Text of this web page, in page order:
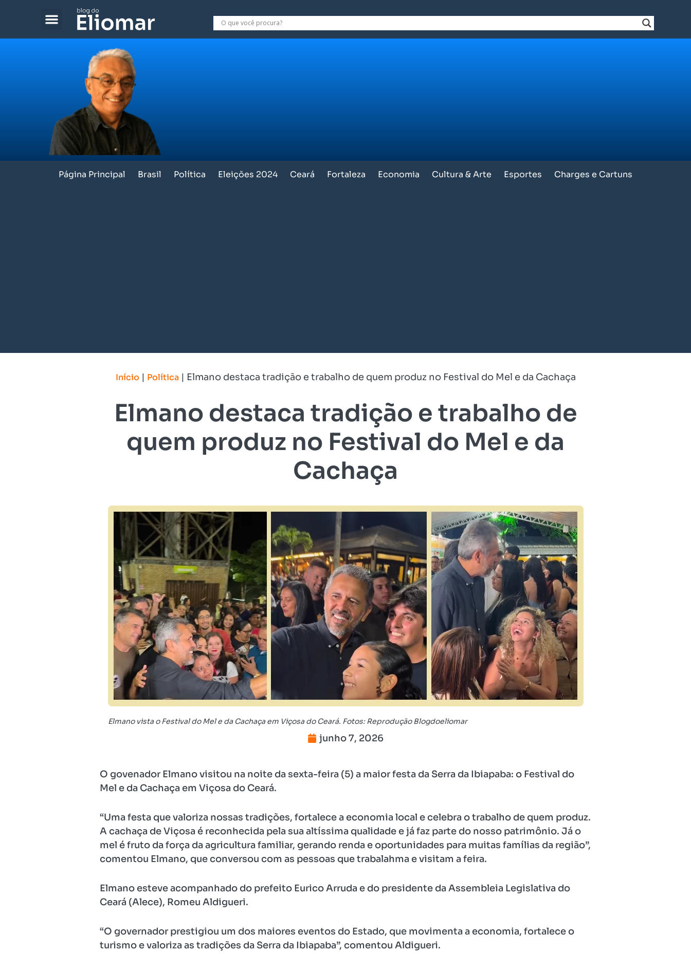
Página Principal Brasil Política Eleições 2024 Ceará Fortaleza Economia Cultura & Arte Esportes Charges e Cartuns
Início | Política | Elmano destaca tradição e trabalho de quem produz no Festival do Mel e da Cachaça
Elmano destaca tradição e trabalho de
quem produz no Festival do Mel e da
Cachaça
Elmano vista o Festival do Mel e da Cachaça em Viçosa do Ceará. Fotos: Reprodução Blogdoeliomar
junho 7, 2026
O govenador Elmano visitou na noite da sexta-feira (5) a maior festa da Serra da Ibiapaba: o Festival do
Mel e da Cachaça em Viçosa do Ceará.
“Uma festa que valoriza nossas tradições, fortalece a economia local e celebra o trabalho de quem produz.
A cachaça de Viçosa é reconhecida pela sua altíssima qualidade e já faz parte do nosso patrimônio. Já o
mel é fruto da força da agricultura familiar, gerando renda e oportunidades para muitas famílias da região”,
comentou Elmano, que conversou com as pessoas que trabalahma e visitam a feira.
Elmano esteve acompanhado do prefeito Eurico Arruda e do presidente da Assembleia Legislativa do
Ceará (Alece), Romeu Aldigueri.
“O governador prestigiou um dos maiores eventos do Estado, que movimenta a economia, fortalece o
turismo e valoriza as tradições da Serra da Ibiapaba”, comentou Aldigueri.